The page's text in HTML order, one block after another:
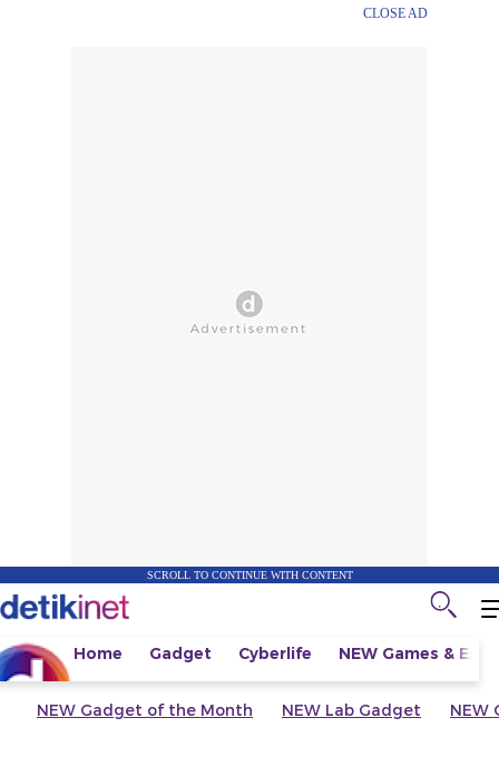
CLOSE AD
SCROLL TO CONTINUE WITH CONTENT
Home Gadget Cyberlife NEW Games &
NEW Gadget of the Month NEW Lab Gadget NEW